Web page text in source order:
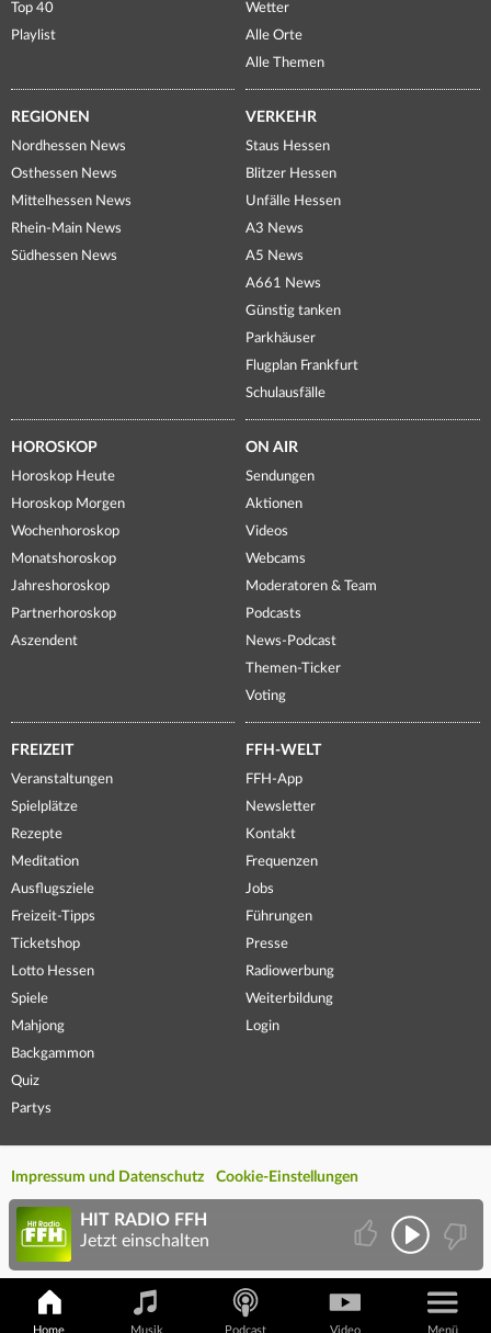
Top 40
Playlist
Wetter
Alle Orte
Alle Themen
REGIONEN
Nordhessen News
Osthessen News
Mittelhessen News
Rhein-Main News
Südhessen News
VERKEHR
Staus Hessen
Blitzer Hessen
Unfälle Hessen
A3 News
A5 News
A661 News
Günstig tanken
Parkhäuser
Flugplan Frankfurt
Schulausfälle
HOROSKOP
Horoskop Heute
Horoskop Morgen
Wochenhoroskop
Monatshoroskop
Jahreshoroskop
Partnerhoroskop
Aszendent
ON AIR
Sendungen
Aktionen
Videos
Webcams
Moderatoren & Team
Podcasts
News-Podcast
Themen-Ticker
Voting
FREIZEIT
Veranstaltungen
Spielplätze
Rezepte
Meditation
Ausflugsziele
Freizeit-Tipps
Ticketshop
Lotto Hessen
Spiele
Mahjong
Backgammon
Quiz
Partys
FFH-WELT
FFH-App
Newsletter
Kontakt
Frequenzen
Jobs
Führungen
Presse
Radiowerbung
Weiterbildung
Login
Impressum und Datenschutz Cookie-Einstellungen
Home Musik Podcast Video Menü
HIT RADIO FFH
Jetzt einschalten